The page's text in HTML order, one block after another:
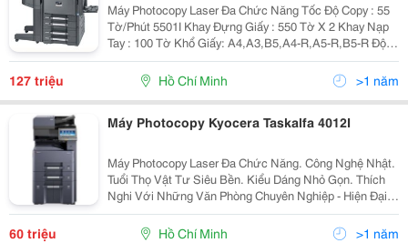
Máy Photocopy Laser Đa Chức Năng Tốc Độ Copy : 55
Tờ/Phút 5501I Khay Đựng Giấy : 550 Tờ X 2 Khay Nạp
Tay : 100 Tờ Khổ Giấy: A4,A3,B5,A4-R,A5-R,B5-R Độ
Phân Giải : 600 X 600 Dpi Phóng To, Thu Nhỏ: 25-400%
Dung Lượng Bộ Nhớ (Ram)
127 triệu Hồ Chí Minh >1 năm
Máy Photocopy Kyocera Taskalfa 4012I
Máy Photocopy Laser Đa Chức Năng. Công Nghệ Nhật.
Tuổi Thọ Vật Tư Siêu Bền. Kiểu Dáng Nhỏ Gọn. Thích
Nghi Với Những Văn Phòng Chuyên Nghiệp - Hiện Đại
Khuyến Mãi Hấp Dẫn. Quà Tặng Cực Khủng. Bảo Hành
Tận Nơi, Bảo Trì Miễn Phí...
60 triệu Hồ Chí Minh >1 năm